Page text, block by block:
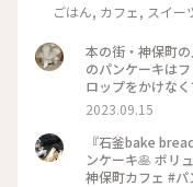
ごはん, カフェ, スイー
本の街・神保町の
のパンケーキは
ロップをかけな
リカリで、中はふんわりして
平日の昼でも満
神保町 #パンケ
2023.09.15
『石釜bake
ンケーキ🥞 ボリ
神保町カフェ #パ